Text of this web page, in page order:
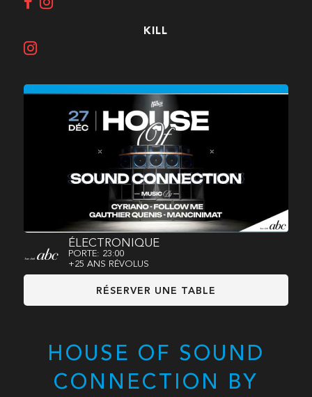
KILL
ÉLECTRONIQUE
PORTE: 23:00
+25 ANS RÉVOLUS
RÉSERVER UNE TABLE
HOUSE OF SOUND
CONNECTION BY